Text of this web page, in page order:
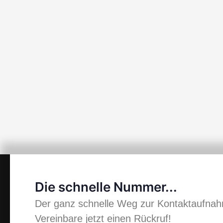
Die schnelle Nummer...
Der ganz schnelle Weg zur
Vereinbare jetzt einen Rückruf!